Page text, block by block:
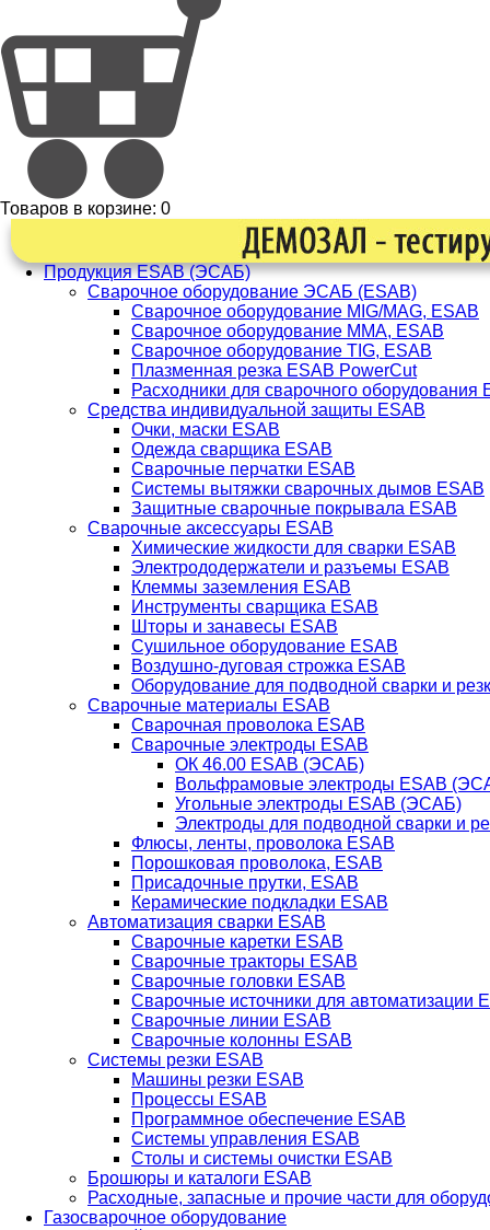
Товаров в корзине: 0
Продукция ESAB (ЭСАБ)
Сварочное оборудование ЭСАБ (ESAB)
Сварочное оборудование MIG/MAG, ESAB
Сварочное оборудование ММА, ESAB
Сварочное оборудование TIG, ESAB
Плазменная резка ESAB PowerCut
Расходники для сварочного оборудования
Средства индивидуальной защиты ESAB
Очки, маски ESAB
Одежда сварщика ESAB
Сварочные перчатки ESAB
Системы вытяжки сварочных дымов ESAB
Защитные сварочные покрывала ESAB
Сварочные аксессуары ESAB
Химические жидкости для сварки ESAB
Электрододержатели и разъемы ESAB
Клеммы заземления ESAB
Инструменты сварщика ESAB
Шторы и занавесы ESAB
Сушильное оборудование ESAB
Воздушно-дуговая строжка ESAB
Оборудование для подводной сварки и
Сварочные материалы ESAB
Сварочная проволока ESAB
Сварочные электроды ESAB
ОК 46.00 ESAB (ЭСАБ)
Вольфрамовые электроды ESAB
Угольные электроды ESAB (ЭСАБ)
Электроды для подводной сварки и
Флюсы, ленты, проволока ESAB
Порошковая проволока, ESAB
Присадочные прутки, ESAB
Керамические подкладки ESAB
Автоматизация сварки ESAB
Сварочные каретки ESAB
Сварочные тракторы ESAB
Сварочные головки ESAB
Сварочные источники для автоматизации
Сварочные линии ESAB
Сварочные колонны ESAB
Системы резки ESAB
Машины резки ESAB
Процессы ESAB
Программное обеспечение ESAB
Системы управления ESAB
Столы и системы очистки ESAB
Брошюры и каталоги ESAB
Расходные, запасные и прочие части для
Газосварочное оборудование